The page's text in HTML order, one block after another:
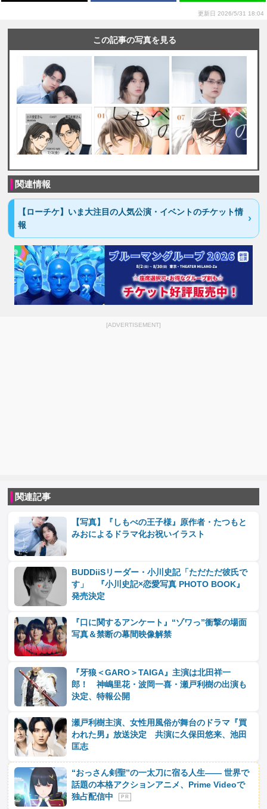
更新日 2026/5/31 18:04
この記事の写真を見る
関連情報
【ローチケ】いま大注目の人気公演・イベントのチケット情
報
[ADVERTISEMENT]
関連記事
【写真】『しもべの王子様』原作者・たつもと
みおによるドラマ化お祝いイラスト
BUDDiiSリーダー・小川史記「ただただ彼氏で
す」 『小川史記×恋愛写真 PHOTO BOOK』
発売決定
『口に関するアンケート』“ゾワっ”衝撃の場面
写真＆禁断の幕間映像解禁
『牙狼＜GARO＞TAIGA』主演は北田祥一
郎！ 神嶋里花・波岡一喜・瀬戸利樹の出演も
決定、特報公開
瀬戸利樹主演、女性用風俗が舞台のドラマ『買
われた男』放送決定 共演に久保田悠来、池田
匡志
“おっさん剣聖”の一太刀に宿る人生―― 世界で
話題の本格アクションアニメ、Prime Videoで
独占配信中
P R